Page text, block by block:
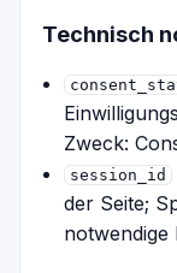
Technisch
Zweck:
session_id
der Seite;
notwendige